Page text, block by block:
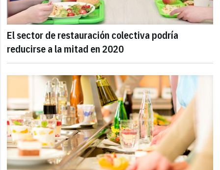
El sector de restauración colectiva podría
reducirse a la mitad en 2020